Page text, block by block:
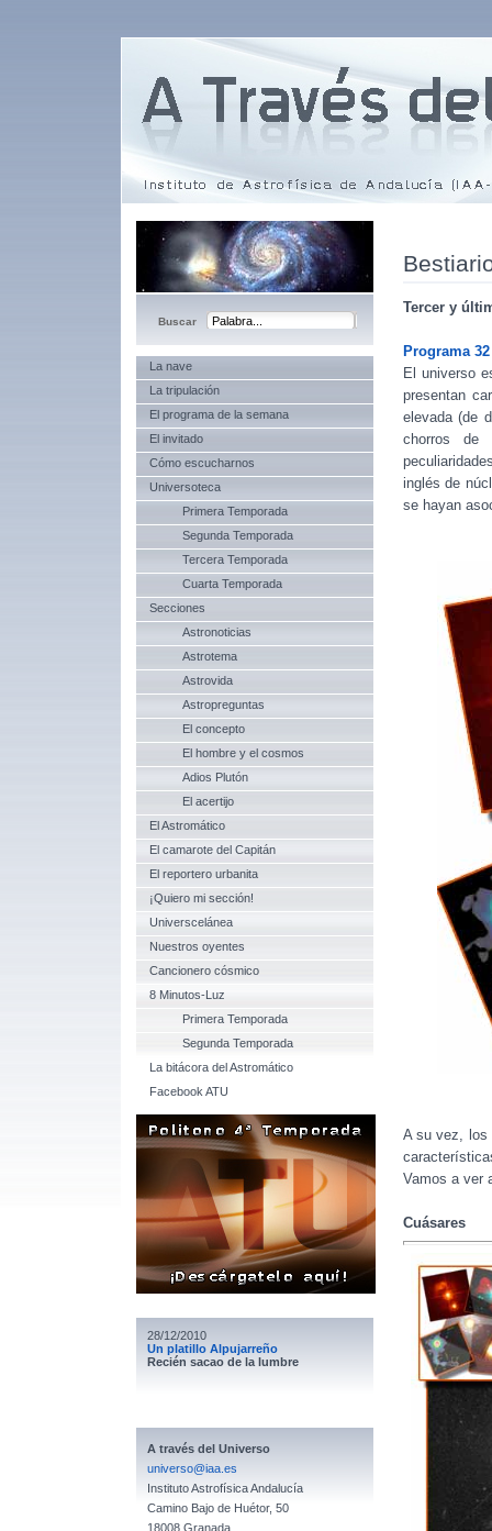
Tercer y
Programa 32
El universo
presentan
elevada (de
chorros de
inglés de
se hayan
A su vez, los
Vamos a ver
Cuásares
La nave
La tripulación
El programa de la semana
El invitado
Cómo escucharnos
Universoteca
Primera Temporada
Segunda Temporada
Tercera Temporada
Cuarta Temporada
Secciones
Astronoticias
Astrotema
Astrovida
Astropreguntas
El concepto
El hombre y el cosmos
Adios Plutón
El acertijo
El Astromático
El camarote del Capitán
El reportero urbanita
¡Quiero mi sección!
Universcelánea
Nuestros oyentes
Cancionero cósmico
8 Minutos-Luz
Primera Temporada
Segunda Temporada
La bitácora del Astromático
Facebook ATU
28/12/2010
Un platillo Alpujarreño
Recién sacao de la lumbre
A través del Universo
universo@iaa.es
Instituto Astrofísica Andalucía
Camino Bajo de Huétor, 50
18008 Granada